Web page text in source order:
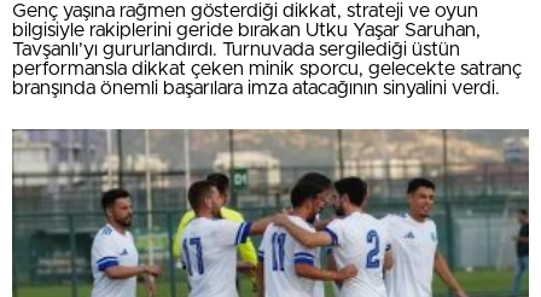
Genç yaşına rağmen gösterdiği dikkat, strateji ve oyun
bilgisiyle rakiplerini geride bırakan Utku Yaşar Saruhan,
Tavşanlı’yı gururlandırdı. Turnuvada sergilediği üstün
performansla dikkat çeken minik sporcu, gelecekte satranç
branşında önemli başarılara imza atacağının sinyalini verdi.